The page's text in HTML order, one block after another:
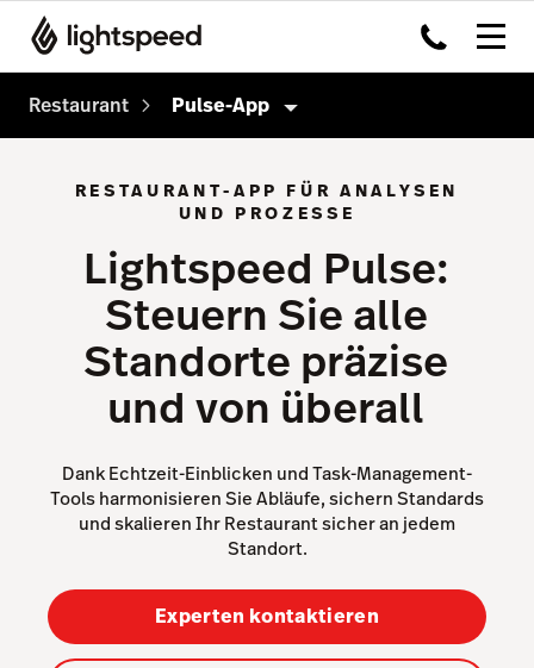
Restaurant Pulse-App
Payments
Advanced Insights
Inventory
Order Anywhere
Lightspeed AI
Pulse-App
Reservations
RESTAURANT-APP FÜR ANALYSEN
UND PROZESSE
Lightspeed Pulse:
Steuern Sie alle
Standorte präzise
und von überall
Dank Echtzeit-Einblicken und Task-Management-
Tools harmonisieren Sie Abläufe, sichern Standards
und skalieren Ihr Restaurant sicher an jedem
Standort.
Experten kontaktieren